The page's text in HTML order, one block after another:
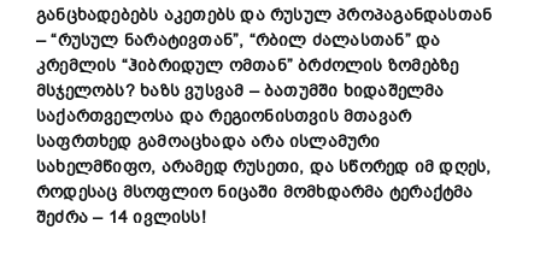
განცხადებებს აკეთებს და რუსულ პროპაგანდასთან
– “რუსულ ნარატივთან”, “რბილ ძალასთან” და
კრემლის “ჰიბრიდულ ომთან” ბრძოლის ზომებზე
მსჯელობს? ხაზს ვუსვამ – ბათუმში ხიდაშელმა
საქართველოსა და რეგიონისთვის მთავარ
საფრთხედ გამოაცხადა არა ისლამური
სახელმწიფო, არამედ რუსეთი, და სწორედ იმ დღეს,
როდესაც მსოფლიო ნიცაში მომხდარმა ტერაქტმა
შეძრა – 14 ივლისს!